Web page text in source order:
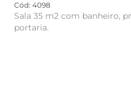
Cód: 4098
Sala 35 m2 com banheiro,
portaria.